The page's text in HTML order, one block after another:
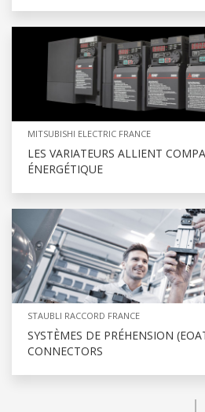
MITSUBISHI ELECTRIC FRANCE
LES VARIATEURS ALLIENT
ÉNERGÉTIQUE
STAUBLI RACCORD FRANCE
SYSTÈMES DE PRÉHENSION
CONNECTORS